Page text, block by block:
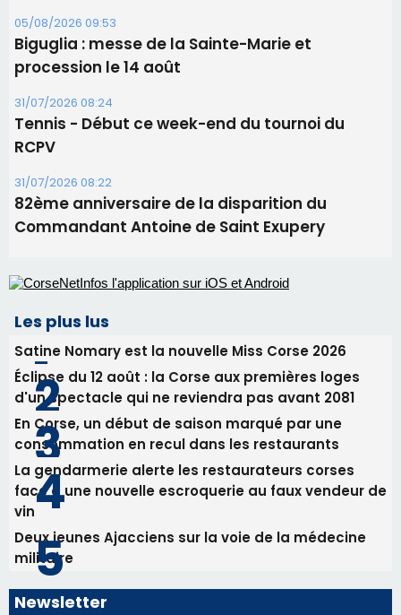
05/08/2026 09:53
Biguglia : messe de la Sainte-Marie et
procession le 14 août
31/07/2026 08:24
Tennis - Début ce week-end du tournoi du
RCPV
31/07/2026 08:22
82ème anniversaire de la disparition du
Commandant Antoine de Saint Exupery
Les plus lus
Satine Nomary est la nouvelle Miss Corse 2026
Éclipse du 12 août : la Corse aux premières loges
d'un spectacle qui ne reviendra pas avant 2081
En Corse, un début de saison marqué par une
consommation en recul dans les restaurants
La gendarmerie alerte les restaurateurs corses
face à une nouvelle escroquerie au faux vendeur de
vin
Deux jeunes Ajacciens sur la voie de la médecine
militaire
Newsletter